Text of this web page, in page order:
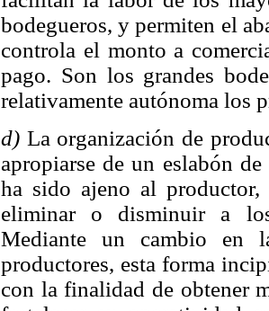
bodegueros, y permiten el
controla el monto a
pago. Son los grandes
relativamente autónoma los
d) La organización de
apropiarse de un eslabón
ha sido ajeno al productor,
eliminar o disminuir a
Mediante un cambio en
productores, esta forma
con la finalidad de obtener